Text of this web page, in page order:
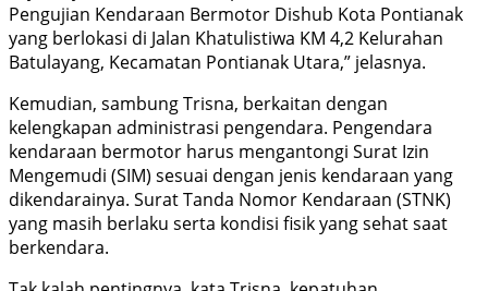
Pengujian Kendaraan Bermotor Dishub Kota Pontianak
yang berlokasi di Jalan Khatulistiwa KM 4,2 Kelurahan
Batulayang, Kecamatan Pontianak Utara,” jelasnya.
Kemudian, sambung Trisna, berkaitan dengan
kelengkapan administrasi pengendara. Pengendara
kendaraan bermotor harus mengantongi Surat Izin
Mengemudi (SIM) sesuai dengan jenis kendaraan yang
dikendarainya. Surat Tanda Nomor Kendaraan (STNK)
yang masih berlaku serta kondisi fisik yang sehat saat
berkendara.